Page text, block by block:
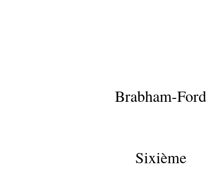
Brabham-Ford
Sixième